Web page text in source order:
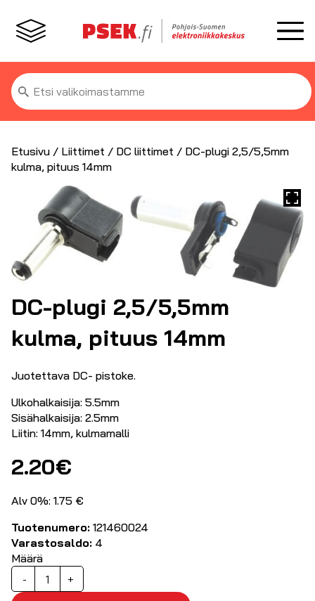
Etsi:
Etusivu / Liittimet / DC liittimet / DC-plugi 2,5/5,5mm
kulma, pituus 14mm
DC-plugi 2,5/5,5mm
kulma, pituus 14mm
Juotettava DC- pistoke.
Ulkohalkaisija: 5.5mm
Sisähalkaisija: 2.5mm
Liitin: 14mm, kulmamalli
2.20€
Alv 0%: 1.75 €
Tuotenumero: 121460024
Varastosaldo: 4
Määrä
-
DC-
plugi
+